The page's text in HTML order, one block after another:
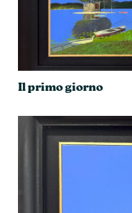
Il primo giorno